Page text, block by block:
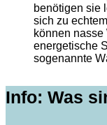
benötigen sie
sich zu
können
energetische
sogenannte
Info: Was